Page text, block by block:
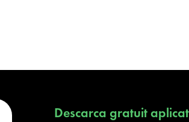
Descarca gratuit